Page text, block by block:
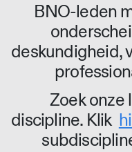
BNO-leden
deskundigheid,
Zoek onze
discipline. Klik